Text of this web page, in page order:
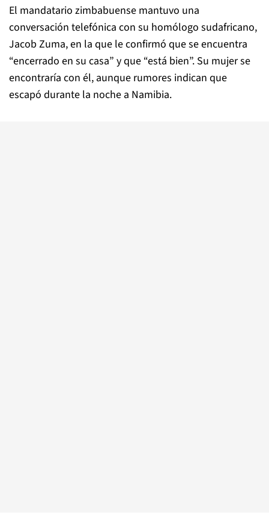
El mandatario zimbabuense ​mantuvo una
conversación telefónica con su homólogo sudafricano,
Jacob Zuma, en la que le confirmó que se encuentra
“encerrado en su casa” y que “está bien”. Su mujer se
encontraría con él, aunque rumores indican que
escapó durante la noche a Namibia.